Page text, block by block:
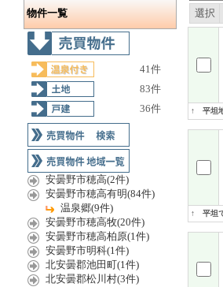
物件一覧
41件
83件
36件
安曇野市穂高(2件)
安曇野市穂高有明(84件)
温泉郷(9件)
安曇野市穂高牧(20件)
安曇野市穂高柏原(1件)
安曇野市明科(1件)
北安曇郡池田町(1件)
北安曇郡松川村(3件)
選択
↑ 平坦
↑ 平坦